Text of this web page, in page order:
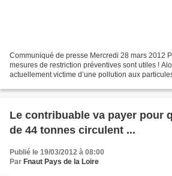
Communiqué de presse Mercredi 28 mars 2012
mesures de restriction préventives sont utiles !
actuellement victime d’une pollution aux
Le contribuable va payer pour
de 44 tonnes circulent ...
Publié le 19/03/2012 à 08:00
Par Fnaut Pays de la Loire